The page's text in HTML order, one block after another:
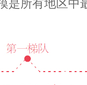
是所有地区中